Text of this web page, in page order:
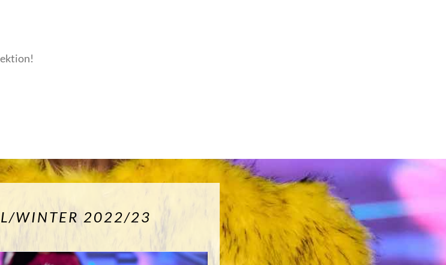
WINTER 2022/23